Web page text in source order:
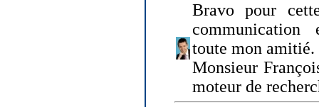
Bravo pour
communication
toute mon amitié.
Monsieur
moteur de